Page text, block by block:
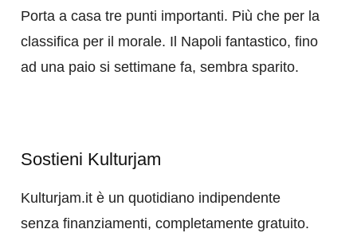
Porta a casa tre punti importanti. Più che per la
classifica per il morale. Il Napoli fantastico, fino
ad una paio si settimane fa, sembra sparito.
Sostieni Kulturjam
Kulturjam.it è un quotidiano indipendente
senza finanziamenti, completamente gratuito.